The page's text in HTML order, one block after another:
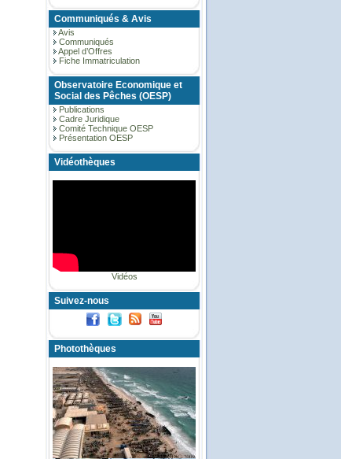
Communiqués & Avis
Avis
Communiqués
Appel d’Offres
Fiche Immatriculation
Observatoire Economique et
Social des Pêches (OESP)
Publications
Cadre Juridique
Comité Technique OESP
Présentation OESP
Vidéothèques
Vidéos
Suivez-nous
Photothèques